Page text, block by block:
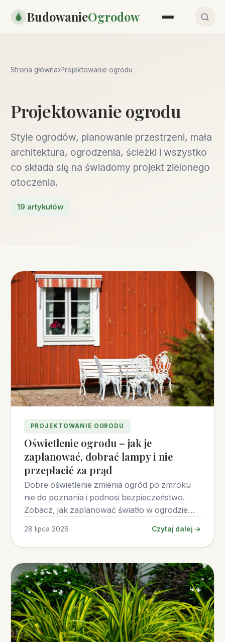
BudowanieOgrodow
Strona główna›Projektowanie ogrodu
Projektowanie ogrodu
Style ogrodów, planowanie przestrzeni, mała
architektura, ogrodzenia, ścieżki i wszystko
co składa się na świadomy projekt zielonego
otoczenia.
19 artykułów
PROJEKTOWANIE OGRODU
Oświetlenie ogrodu – jak je
zaplanować, dobrać lampy i nie
przepłacić za prąd
Dobre oświetlenie zmienia ogród po zmroku
nie do poznania i podnosi bezpieczeństwo.
Zobacz, jak zaplanować światło w ogrodzie
12 V) i jak uniknąć błędów oraz wysokich
rachunków.
28 lipca 2026 Czytaj dalej →